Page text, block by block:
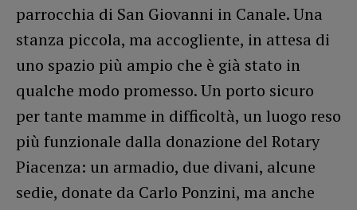
parrocchia di San Giovanni in Canale. Una
stanza piccola, ma accogliente, in attesa di
uno spazio più ampio che è già stato in
qualche modo promesso. Un porto sicuro
per tante mamme in difficoltà, un luogo reso
più funzionale dalla donazione del Rotary
Piacenza: un armadio, due divani, alcune
sedie, donate da Carlo Ponzini, ma anche